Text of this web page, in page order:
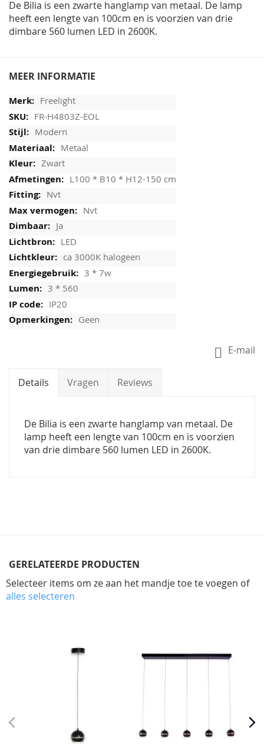
De Bilia is een zwarte hanglamp van metaal. De lamp
heeft een lengte van 100cm en is voorzien van drie
dimbare 560 lumen LED in 2600K.
MEER INFORMATIE
Freelight
FR-H4803Z-EOL
Modern
Metaal
Zwart
L100 * B10 * H12-150 cm
Nvt
Nvt
Ja
LED
ca 3000K halogeen
3 * 7w
3 * 560
IP20
Geen
E-mail
Details Vragen Reviews
De Bilia is een zwarte hanglamp van metaal. De
lamp heeft een lengte van 100cm en is voorzien
van drie dimbare 560 lumen LED in 2600K.
GERELATEERDE PRODUCTEN
Selecteer items om ze aan het mandje toe te voegen of
alles selecteren